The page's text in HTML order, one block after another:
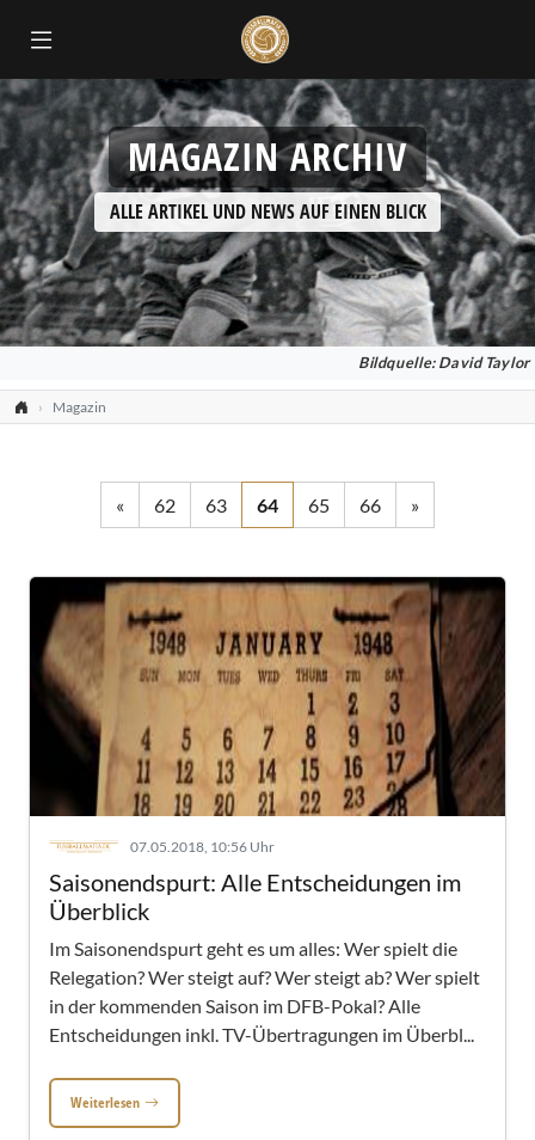
MAGAZIN ARCHIV
ALLE ARTIKEL UND NEWS AUF EINEN BLICK
Bildquelle: David Taylor
Magazin
« 62 63 64 65 66 »
07.05.2018, 10:56 Uhr
Saisonendspurt: Alle Entscheidungen im
Überblick
Im Saisonendspurt geht es um alles: Wer spielt die
Relegation? Wer steigt auf? Wer steigt ab? Wer spielt
in der kommenden Saison im DFB-Pokal? Alle
Entscheidungen inkl. TV-Übertragungen im Überbl...
Weiterlesen